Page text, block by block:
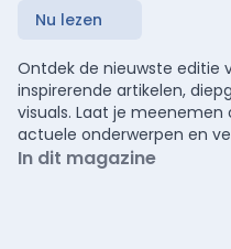
Nu lezen
Ontdek de nieuwste editie
inspirerende artikelen,
visuals. Laat je
actuele onderwerpen en
In dit magazine